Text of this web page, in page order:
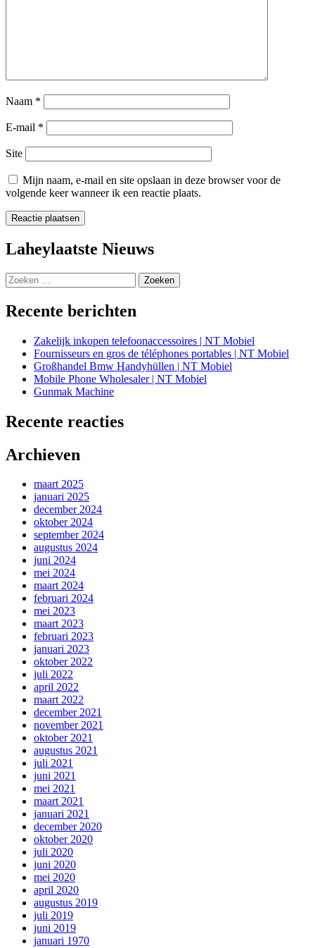
Naam *
E-mail *
Site
Mijn naam, e-mail en site opslaan in deze browser voor de
volgende keer wanneer ik een reactie plaats.
Laheylaatste Nieuws
Zoeken
naar:
Recente berichten
Zakelijk inkopen telefoonaccessoires | NT Mobiel
Fournisseurs en gros de téléphones portables | NT Mobiel
Großhandel Bmw Handyhüllen | NT Mobiel
Mobile Phone Wholesaler | NT Mobiel
Gunmak Machine
Recente reacties
Archieven
maart 2025
januari 2025
december 2024
oktober 2024
september 2024
augustus 2024
juni 2024
mei 2024
maart 2024
februari 2024
mei 2023
maart 2023
februari 2023
januari 2023
oktober 2022
juli 2022
april 2022
maart 2022
december 2021
november 2021
oktober 2021
augustus 2021
juli 2021
juni 2021
mei 2021
maart 2021
januari 2021
december 2020
oktober 2020
juli 2020
juni 2020
mei 2020
april 2020
augustus 2019
juli 2019
juni 2019
januari 1970